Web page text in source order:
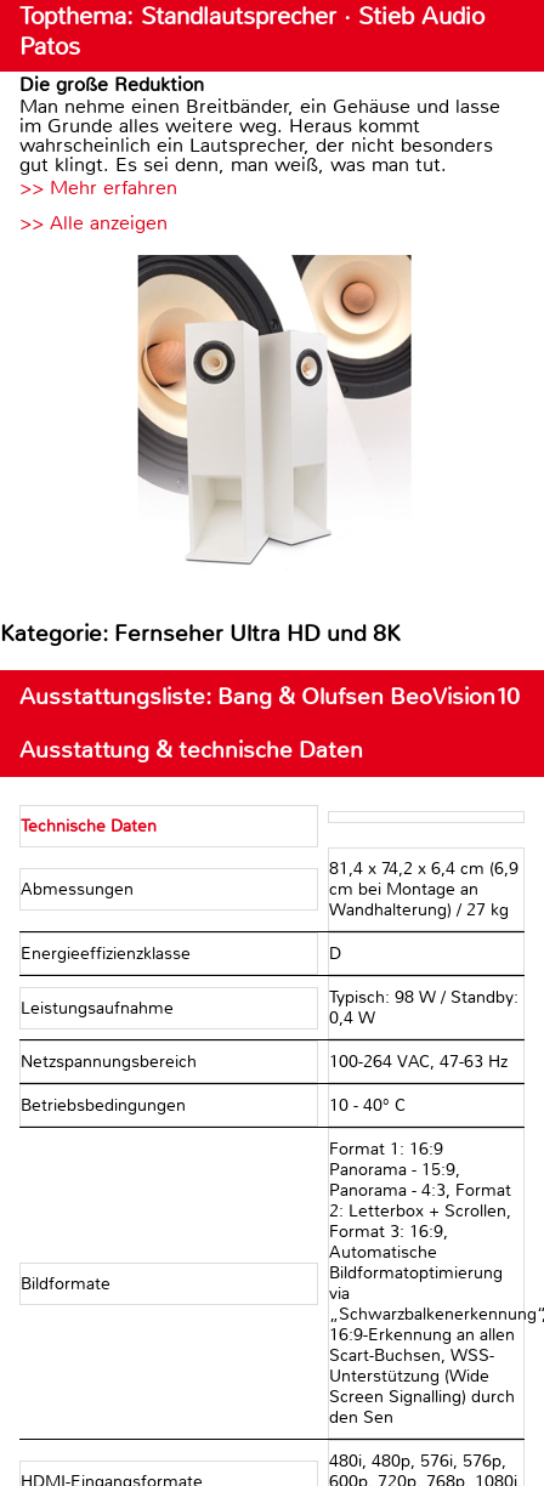
Topthema: Standlautsprecher · Stieb Audio
Patos
Die große Reduktion
Man nehme einen Breitbänder, ein Gehäuse und lasse
im Grunde alles weitere weg. Heraus kommt
wahrscheinlich ein Lautsprecher, der nicht besonders
gut klingt. Es sei denn, man weiß, was man tut.
>> Mehr erfahren
>> Alle anzeigen
Kategorie: Fernseher Ultra HD und 8K
Ausstattungsliste: Bang & Olufsen BeoVision10
Ausstattung & technische Daten
Technische Daten
Abmessungen
81,4 x 74,2 x 6,4 cm (6,9
cm bei Montage an
Wandhalterung) / 27 kg
Energieeffizienzklasse D
Leistungsaufnahme
Typisch: 98 W / Standby:
0,4 W
Netzspannungsbereich 100-264 VAC, 47-63 Hz
Betriebsbedingungen 10 - 40° C
Bildformate
Format 1: 16:9
Panorama - 15:9,
Panorama - 4:3, Format
2: Letterbox + Scrollen,
Format 3: 16:9,
Automatische
Bildformatoptimierung
via
16:9-Erkennung an allen
Scart-Buchsen, WSS-
Unterstützung (Wide
Screen Signalling) durch
den Sen
480i, 480p, 576i, 576p,